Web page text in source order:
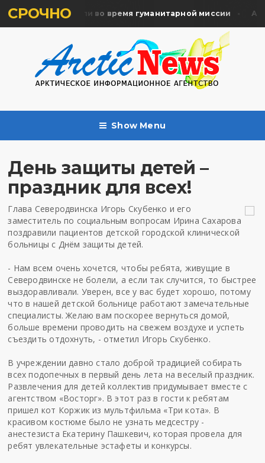
СРОЧНО
жертв почтили во время гуманитарной миссии
Show Menu
День защиты детей –
праздник для всех!
Глава Северодвинска Игорь Скубенко и его
заместитель по социальным вопросам Ирина Сахарова
поздравили пациентов детской городской клинической
больницы с Днём защиты детей.
- Нам всем очень хочется, чтобы ребята, живущие в
Северодвинске не болели, а если так случится, то быстрее
выздоравливали. Уверен, все у вас будет хорошо, потому
что в нашей детской больнице работают замечательные
специалисты. Желаю вам поскорее вернуться домой,
больше времени проводить на свежем воздухе и успеть
съездить отдохнуть, - отметил Игорь Скубенко.
В учреждении давно стало доброй традицией собирать
всех подопечных в первый день лета на веселый праздник.
Развлечения для детей коллектив придумывает вместе с
агентством «Восторг». В этот раз в гости к ребятам
пришел кот Коржик из мультфильма «Три кота». В
красивом костюме было не узнать медсестру -
анестезиста Екатерину Пашкевич, которая провела для
ребят увлекательные эстафеты и конкурсы.